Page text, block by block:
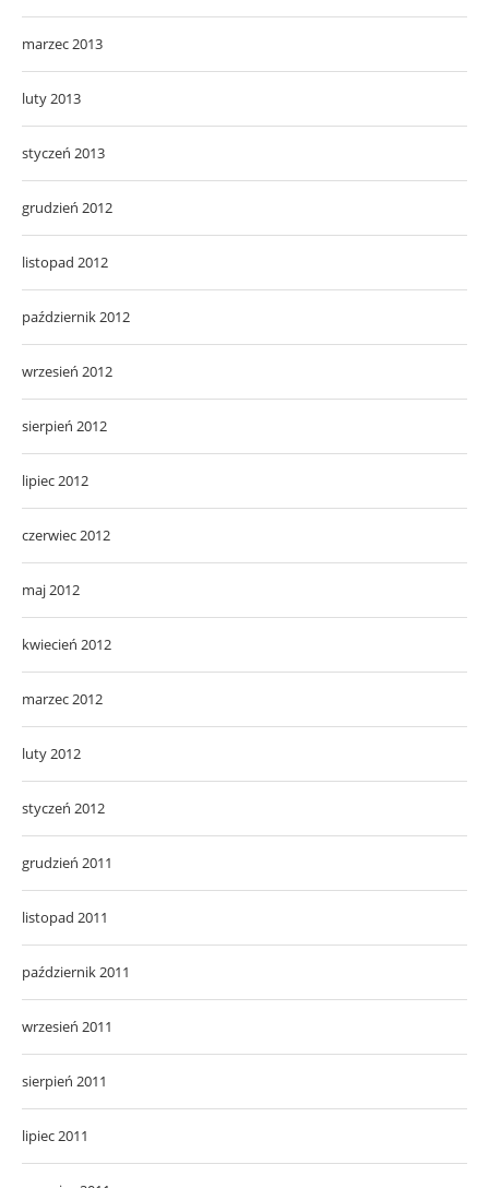
marzec 2013
luty 2013
styczeń 2013
grudzień 2012
listopad 2012
październik 2012
wrzesień 2012
sierpień 2012
lipiec 2012
czerwiec 2012
maj 2012
kwiecień 2012
marzec 2012
luty 2012
styczeń 2012
grudzień 2011
listopad 2011
październik 2011
wrzesień 2011
sierpień 2011
lipiec 2011